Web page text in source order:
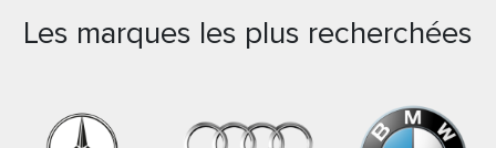
Les marques les plus recherchées